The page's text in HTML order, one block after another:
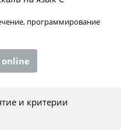
программирование
online
и критерии